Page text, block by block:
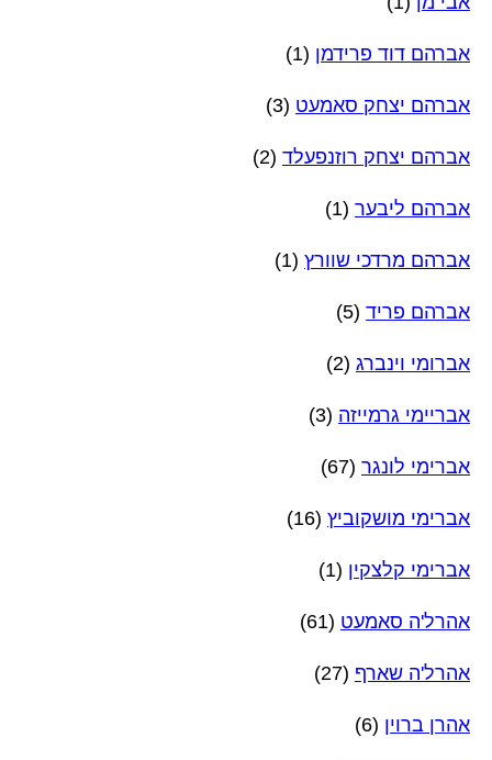
אברהם דוד פרידמן (1)
אברהם יצחק סאמעט (3)
אברהם יצחק רוזנפעלד (2)
אברהם ליבער (1)
אברהם מרדכי שוורץ (1)
אברהם פריד (5)
אברומי וינברג (2)
אבריימי גרמייזה (3)
אברימי לונגר (67)
אברימי מושקוביץ (16)
אברימי קלצקין (1)
אהרל'ה סאמעט (61)
אהרל'ה שארף (27)
אהרן ברוין (6)